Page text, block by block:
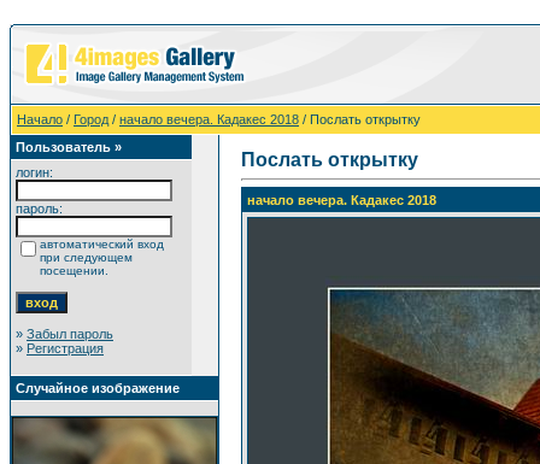
Начало / Город / начало вечера. Кадакес 2018 / Послать открытку
Пользователь »
логин:
пароль:
автоматический вход
при следующем
посещении.
» Забыл пароль
» Регистрация
Случайное изображение
Послать открытку
начало вечера. Кадакес 2018